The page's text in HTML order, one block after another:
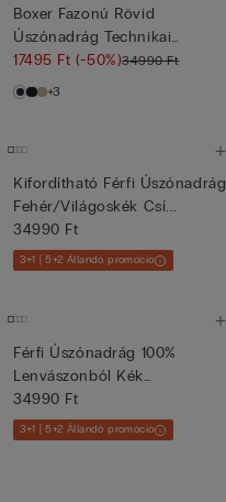
Boxer Fazonú Rövid
Úszónadrág Technikai
Szövetből
17495 Ft(-50%)34990 Ft
+3
Kifordítható Férfi Úszónadrág
Fehér/Világoskék Csí...
34990 Ft
3+1 | 5+2 Állandó promóció
Férfi Úszónadrág 100%
Lenvászonból Kék
Virágmintáv...
34990 Ft
3+1 | 5+2 Állandó promóció